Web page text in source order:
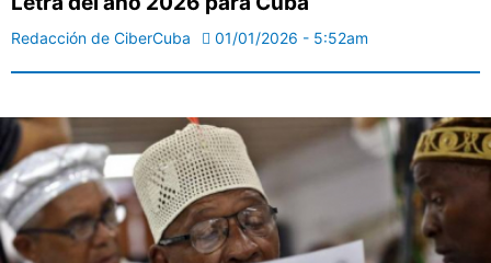
Redacción de CiberCuba 01/01/2026 - 5:52am